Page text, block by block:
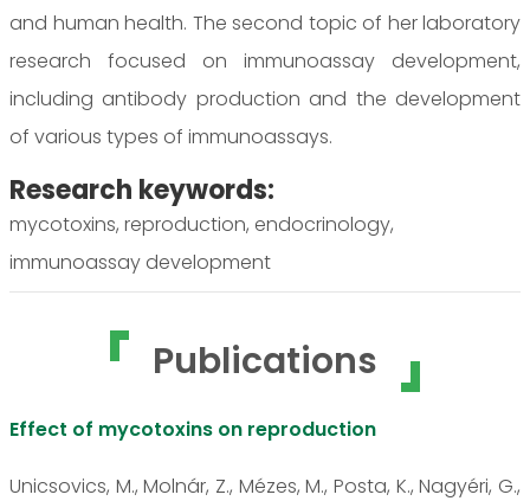
and human health. The second topic of her laboratory
research focused on immunoassay development,
including antibody production and the development
of various types of immunoassays.
Research keywords:
mycotoxins, reproduction, endocrinology,
immunoassay development
Publications
Effect of mycotoxins on reproduction
Unicsovics, M., Molnár, Z., Mézes, M., Posta, K., Nagyéri, G.,